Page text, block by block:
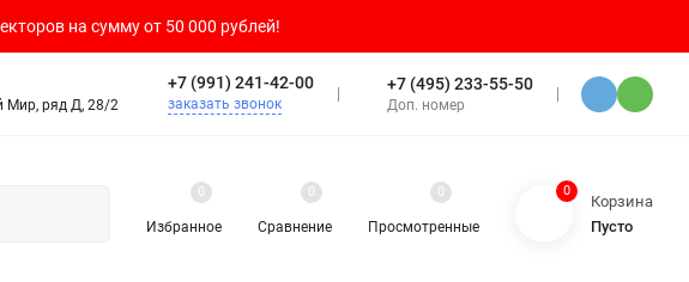
на сумму от 50 000 рублей!
Мир, ряд Д, 28/2
+7 (991) 241-42-00
заказать звонок
+7 (495) 233-55-50
Доп. номер
Избранное
0
Сравнение
0
Просмотренные
0 0
Корзина
Пусто